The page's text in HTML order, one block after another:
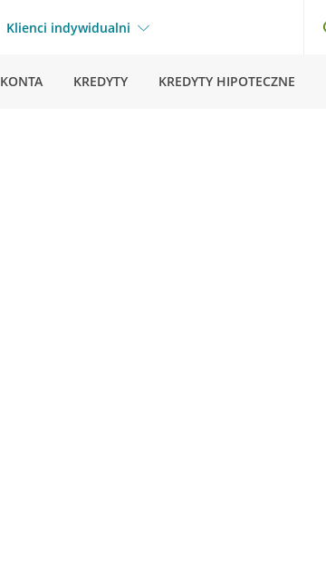
Klienci indywidualni
KONTA KREDYTY KREDYTY HIPOTECZNE